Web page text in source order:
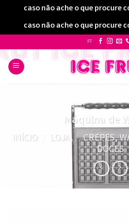
caso não ache o que procure
caso não ache o que procure
to
content
PT
Máquina de
INÍCIO LOJA / CREPES,
DOCES